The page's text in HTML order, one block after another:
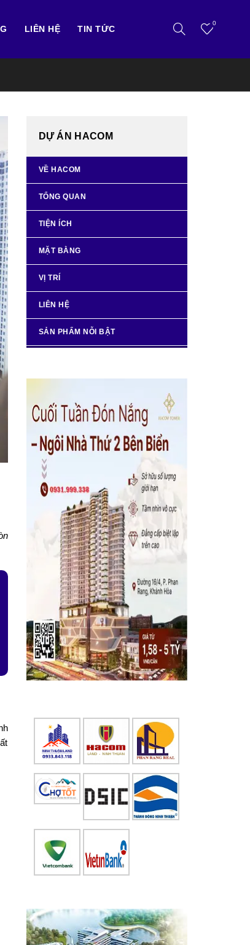
LIÊN HỆ TIN TỨC
0
DỰ ÁN HACOM
VỀ HACOM
TỔNG QUAN
TIỆN ÍCH
MẶT BẰNG
VỊ TRÍ
LIÊN HỆ
SẢN PHẨM NỖI BẬT